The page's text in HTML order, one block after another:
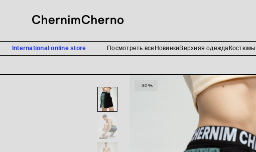
International online store Посмотреть все Новинки Верхняя одежда Костюмы
-30%